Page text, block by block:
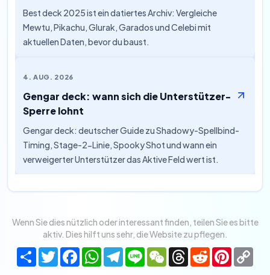
Best deck 2025 ist ein datiertes Archiv: Vergleiche
Mewtu, Pikachu, Glurak, Garados und Celebi mit
aktuellen Daten, bevor du baust.
4. AUG. 2026
Gengar deck: wann sich die Unterstützer-
Sperre lohnt
Gengar deck: deutscher Guide zu Shadowy-Spellbind-
Timing, Stage-2-Linie, Spooky Shot und wann ein
verweigerter Unterstützer das Aktive Feld wert ist.
Wenn Sie dies nützlich oder interessant finden, teilen Sie es bitte
aktiv. Dies hilft uns sehr, die Website zu pflegen.
ShareTwitterFacebookWhatsApp
Telegram
Line WeChatThreads
Reddit